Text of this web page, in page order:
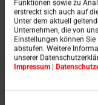
Funktionen sowie zu
erstreckt sich auch auf
Unter dem aktuell
Unternehmen, die von
Einstellungen können
abstufen. Weitere
unserer
Impressum |